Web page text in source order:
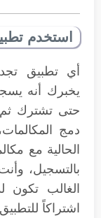
استخدم
أي تطبيق
يخبرك أنه
حتى تشترك
دمج
الحالية مع
بالتسجيل،
الغالب تكون
اشتراكاً